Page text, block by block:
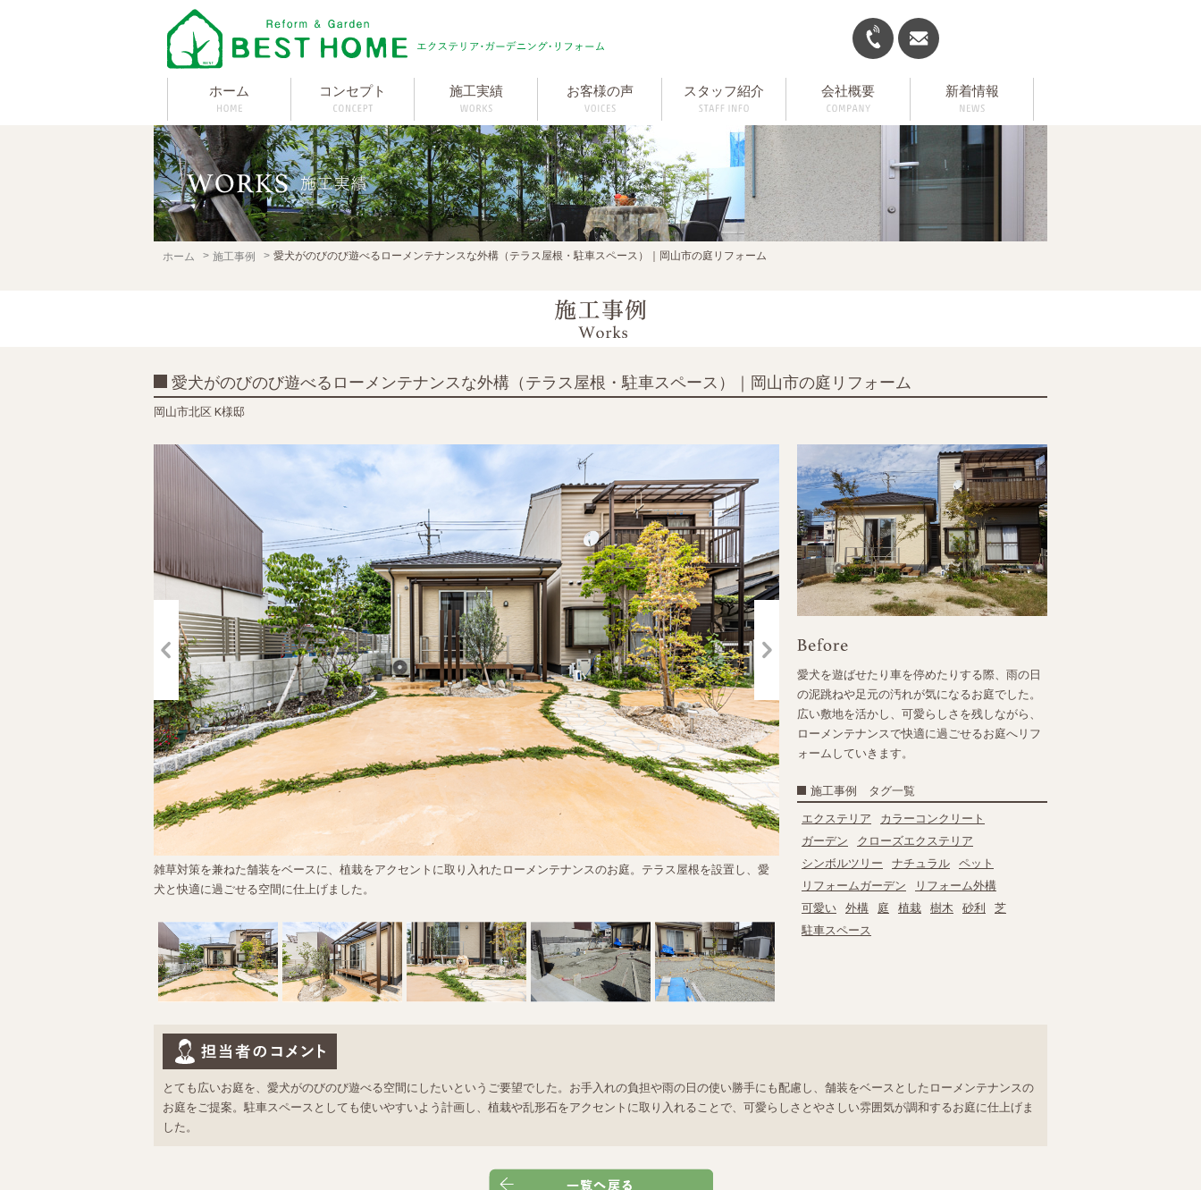
ホーム コンセプト 施工実績 お客様の声 スタッフ紹介 会社概要 新着情報
ホーム 施工事例 愛犬がのびのび遊べるローメンテナンスな外構（テラス屋根・駐車スペース）｜岡山市の庭リフォーム
愛犬がのびのび遊べるローメンテナンスな外構（テラス屋根・駐車スペース）｜岡山市の庭リフォーム
岡山市北区 K様邸
雑草対策を兼ねた舗装をベースに、植栽をアクセントに取り入れたローメンテナンスのお庭。テラス屋根を設置し、愛
犬と快適に過ごせる空間に仕上げました。
愛犬を遊ばせたり車を停めたりする際、雨の日
の泥跳ねや足元の汚れが気になるお庭でした。
広い敷地を活かし、可愛らしさを残しながら、
ローメンテナンスで快適に過ごせるお庭へリフ
ォームしていきます。
施工事例 タグ一覧
エクステリア
カラーコンクリート
ガーデン
クローズエクステリア
シンボルツリー
ナチュラル
ペット
リフォームガーデン
リフォーム外構
可愛い
外構 庭 植栽 樹木 砂利
芝
駐車スペース
とても広いお庭を、愛犬がのびのび遊べる空間にしたいというご要望でした。お手入れの負担や雨の日の使い勝手にも配慮し、舗装をベースとしたローメンテナンスの
お庭をご提案。駐車スペースとしても使いやすいよう計画し、植栽や乱形石をアクセントに取り入れることで、可愛らしさとやさしい雰囲気が調和するお庭に仕上げま
した。